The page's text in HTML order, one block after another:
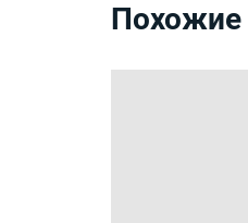
Похожие